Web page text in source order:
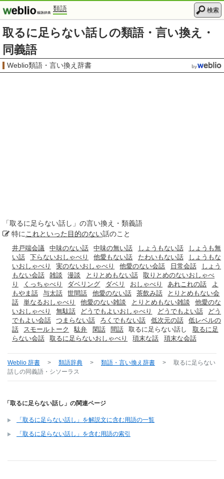
類語 検索
取るに足らない話しの類語・言い換え・
同義語
Weblio類語・言い換え辞書
「取るに足らない話し 」の言い換え・類義語
特に これといった 目的のない話のこと
井戸端会議 中味のない話 中味の無い話 しょうもない話
しょうも無
い話
下らないおしゃべり 他愛もない話 たわいもない話
しょうもな
いおしゃべり
実のないおしゃべり 他愛のない会話 日常会話
しょう
もない会話
雑談 漫談 とりとめもない話
取りとめのないおしゃべ
り
くっちゃべり ダベリング ダベリ おしゃべり あれこれの話
よ
もやま話
与太話 世間話 他愛のない話 茶飲み話
とりとめもない会
話
単なるおしゃべり 他愛のない雑談 とりとめもない雑談
他愛のな
いおしゃべり
無駄話 どうでもよいおしゃべり どうでもよい話
どう
でもよい会話
つまらない話 ろくでもない話 低次元の話
低レベルの
話
スモールトーク 駄弁 閑話 間話 取るに足らない話し
取るに足
らない会話
取るに足らないおしゃべり 瑣末な話 瑣末な会話
Weblio 辞書 > 類語辞典 > 類語・言い換え辞書 >
取るに足らない
話しの同義語・シソーラス
「取るに足らない話し」の関連ページ
「取るに足らない話し」を解説文に含む用語の一覧
「取るに足らない話し」を含む用語の索引